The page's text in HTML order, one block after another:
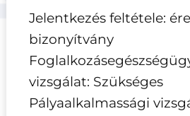
Jelentkezés feltétele:
bizonyítvány
vizsgálat: Szükséges
Pályaalkalmassági